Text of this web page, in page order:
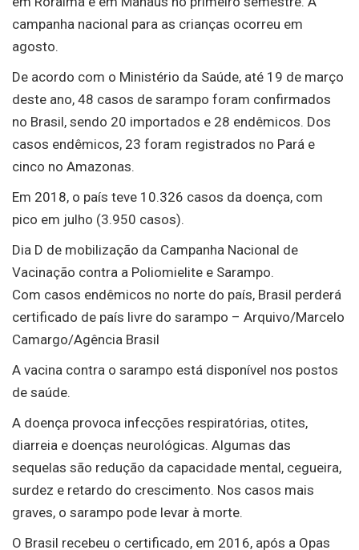
campanha nacional para as crianças ocorreu em
agosto.
De acordo com o Ministério da Saúde, até 19 de março
deste ano, 48 casos de sarampo foram confirmados
no Brasil, sendo 20 importados e 28 endêmicos. Dos
casos endêmicos, 23 foram registrados no Pará e
cinco no Amazonas.
Em 2018, o país teve 10.326 casos da doença, com
pico em julho (3.950 casos).
Dia D de mobilização da Campanha Nacional de
Vacinação contra a Poliomielite e Sarampo.
Com casos endêmicos no norte do país, Brasil perderá
certificado de país livre do sarampo – Arquivo/Marcelo
Camargo/Agência Brasil
A vacina contra o sarampo está disponível nos postos
de saúde.
A doença provoca infecções respiratórias, otites,
diarreia e doenças neurológicas. Algumas das
sequelas são redução da capacidade mental, cegueira,
surdez e retardo do crescimento. Nos casos mais
graves, o sarampo pode levar à morte.
O Brasil recebeu o certificado, em 2016, após a Opas